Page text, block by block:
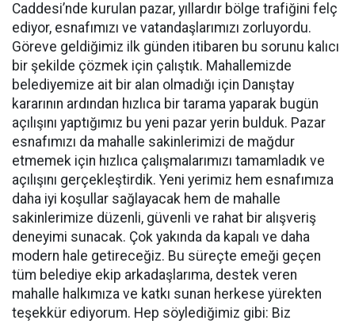
Caddesi’nde kurulan pazar, yıllardır bölge trafiğini felç
ediyor, esnafımızı ve vatandaşlarımızı zorluyordu.
Göreve geldiğimiz ilk günden itibaren bu sorunu kalıcı
bir şekilde çözmek için çalıştık. Mahallemizde
belediyemize ait bir alan olmadığı için Danıştay
kararının ardından hızlıca bir tarama yaparak bugün
açılışını yaptığımız bu yeni pazar yerin bulduk. Pazar
esnafımızı da mahalle sakinlerimizi de mağdur
etmemek için hızlıca çalışmalarımızı tamamladık ve
açılışını gerçekleştirdik. Yeni yerimiz hem esnafımıza
daha iyi koşullar sağlayacak hem de mahalle
sakinlerimize düzenli, güvenli ve rahat bir alışveriş
deneyimi sunacak. Çok yakında da kapalı ve daha
modern hale getireceğiz. Bu süreçte emeği geçen
tüm belediye ekip arkadaşlarıma, destek veren
mahalle halkımıza ve katkı sunan herkese yürekten
teşekkür ediyorum. Hep söylediğimiz gibi: Biz